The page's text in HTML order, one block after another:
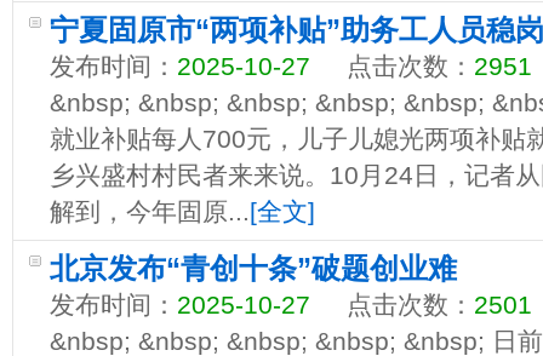
宁夏固原市“两项补贴”助务工人员稳
发布时间： 2025-10-27 点击次数： 2951
&nbsp; &nbsp; &nbsp; &nbsp; &nbsp;
就业补贴每人700元，儿子儿媳光两项补贴
乡兴盛村村民者来来说。10月24日，记者
解到，今年固原...[全文]
北京发布“青创十条”破题创业难
发布时间： 2025-10-27 点击次数： 2501
&nbsp; &nbsp; &nbsp; &nbsp; &nbsp; 日